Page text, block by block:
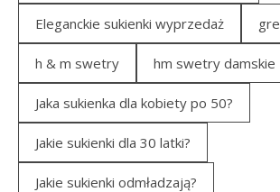
Eleganckie sukienki wyprzedaż
h & m swetry hm swetry damskie
Jaka sukienka dla kobiety po 50?
Jakie sukienki dla 30 latki?
Jakie sukienki odmładzają?